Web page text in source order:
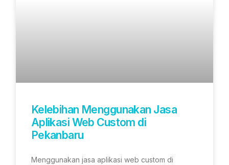
Kelebihan Menggunakan Jasa
Aplikasi Web Custom di
Pekanbaru
Menggunakan jasa aplikasi web custom di